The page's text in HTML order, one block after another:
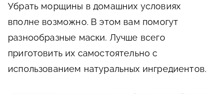
Убрать морщины в домашних условиях
вполне возможно. В этом вам помогут
разнообразные маски. Лучше всего
приготовить их самостоятельно с
использованием натуральных ингредиентов.